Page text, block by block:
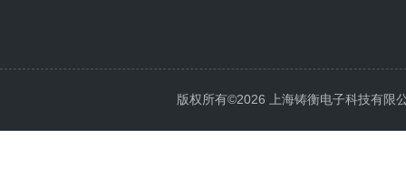
版权所有©2026 上海铸衡电子科技有